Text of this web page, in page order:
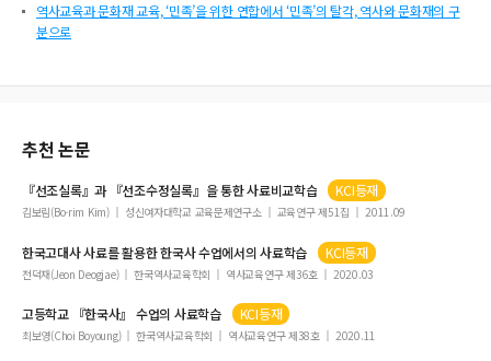
역사교육과 문화재 교육, ‘민족’을 위한 연합에서 ‘민족’의 탈각, 역사와 문화재의 구
분으로
추천 논문
『선조실록』과 『선조수정실록』을 통한사료비교학습 KCI등재
김보림(Bo-rim Kim) 성신여자대학교 교육문제연구소 교육연구 제51집 2011.09
한국고대사사료를 활용한 한국사 수업에서의사료학습 KCI등재
전덕재(Jeon Deogjae) 한국역사교육학회 역사교육연구 제36호 2020.03
고등학교 『한국사』 수업의 사료학습 KCI등재
최보영(Choi Boyoung) 한국역사교육학회 역사교육연구 제38호 2020.11